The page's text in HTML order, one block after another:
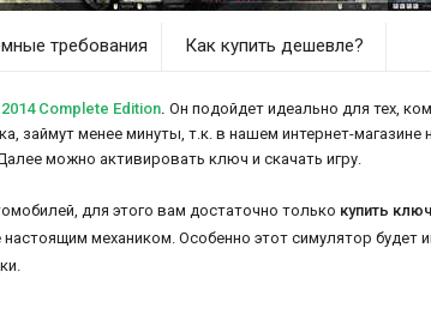
требования Как купить дешевле?
Complete Edition. Он подойдет идеально для тех,
займут менее минуты, т.к. в нашем интернет-магазине
можно активировать ключ и скачать игру.
для этого вам достаточно только купить
настоящим механиком. Особенно этот симулятор